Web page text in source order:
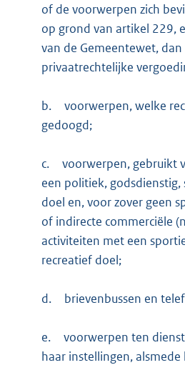
of de voorwerpen zich
op grond van artikel 229,
van de Gemeentewet, dan
privaatrechtelijke
b.
voorwerpen, welke
gedoogd;
c.
voorwerpen, gebruikt
een politiek,
doel en, voor zover geen
of indirecte commerciële
activiteiten met een
recreatief doel;
d. brievenbussen en
e.
voorwerpen ten
haar instellingen,